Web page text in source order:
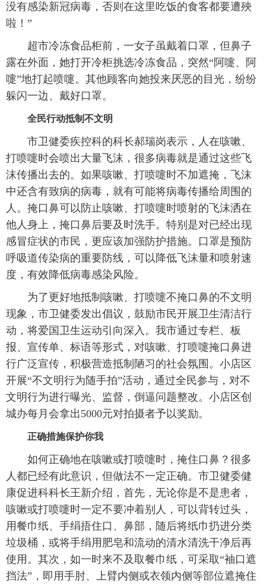
没有感染新冠病毒，否则在这里吃饭的食客都要遭殃
啦！”
超市冷冻食品柜前，一女子虽戴着口罩，但鼻子
露在外面，她打开冷柜挑选冷冻食品，突然“阿嚏、阿
嚏”地打起喷嚏。其他顾客向她投来厌恶的目光，纷纷
躲闪一边、戴好口罩。
全民行动抵制不文明
市卫健委疾控科的科长郝瑞岗表示，人在咳嗽、
打喷嚏时会喷出大量飞沫，很多病毒就是通过这些飞
沫传播出去的。如果咳嗽、打喷嚏时不加遮掩，飞沫
中还含有致病的病毒，就有可能将病毒传播给周围的
人。掩口鼻可以防止咳嗽、打喷嚏时喷射的飞沫洒在
他人身上，掩口鼻后要及时洗手。特别是对已经出现
感冒症状的市民，更应该加强防护措施。口罩是预防
呼吸道传染病的重要防线，可以降低飞沫量和喷射速
度，有效降低病毒感染风险。
为了更好地抵制咳嗽、打喷嚏不掩口鼻的不文明
现象，市卫健委发出倡议，鼓励市民开展卫生清洁行
动，将爱国卫生运动引向深入。我市通过专栏、板
报、宣传单、标语等形式，对咳嗽、打喷嚏掩口鼻进
行广泛宣传，积极营造抵制陋习的社会氛围。小店区
开展“不文明行为随手拍”活动，通过全民参与，对不
文明行为进行曝光、监督，倒逼问题整改。小店区创
城办每月会拿出5000元对拍摄者予以奖励。
正确措施保护你我
如何正确地在咳嗽或打喷嚏时，掩住口鼻？很多
人都已经有此意识，但做法不一定正确。市卫健委健
康促进科科长王新介绍，首先，无论你是不是患者，
咳嗽或打喷嚏时一定不要冲着别人，可以背转过头，
用餐巾纸、手绢捂住口、鼻部，随后将纸巾扔进分类
垃圾桶，或将手绢用肥皂和流动的清水清洗干净后再
使用。其次，如一时来不及取餐巾纸，可采取“袖口遮
挡法”，即用手肘、上臂内侧或衣领内侧等部位遮掩住